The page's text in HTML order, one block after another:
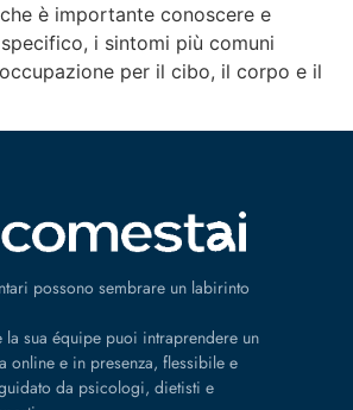
è importante conoscere e
i sintomi più comuni
per il cibo, il corpo e il
possono sembrare un labirinto
la sua équipe puoi intraprendere un
online e in presenza, flessibile e
da psicologi, dietisti e